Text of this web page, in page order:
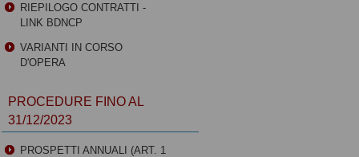
RIEPILOGO CONTRATTI -
LINK BDNCP
VARIANTI IN CORSO
D'OPERA
PROCEDURE FINO AL
31/12/2023
PROSPETTI ANNUALI (ART. 1